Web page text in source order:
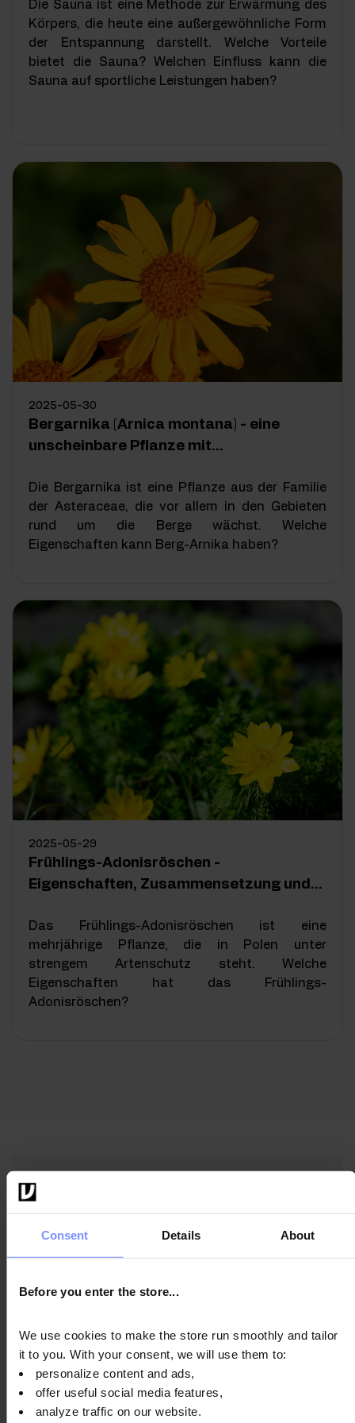
Consent Details About
Before you enter the store...
We use cookies to make the store run smoothly and tailor
it to you. With your consent, we will use them to:
personalize content and ads,
offer useful social media features,
analyze traffic on our website.
Die Sauna ist eine Methode zur Erwärmung des
Körpers, die heute eine außergewöhnliche Form
der Entspannung darstellt. Welche Vorteile
bietet die Sauna? Welchen Einfluss kann die
Sauna auf sportliche Leistungen haben?
2025-05-30
Bergarnika (Arnica montana) - eine
unscheinbare Pflanze mit
Die Bergarnika ist eine Pflanze aus der Familie
der Asteraceae, die vor allem in den Gebieten
rund um die Berge wächst. Welche
Eigenschaften kann Berg-Arnika haben?
2025-05-29
Frühlings-Adonisröschen -
Eigenschaften, Zusammensetzung und
Das Frühlings-Adonisröschen ist eine
mehrjährige Pflanze, die in Polen unter
strengem Artenschutz steht. Welche
Eigenschaften hat das Frühlings-
Adonisröschen?
Nährstoffe für Sportler und
von OstroVit
Nahrungsergänzungsmittel und Lebensmittel in Polen.
überzeugt, dass jede Kapsel, Tablette oder jeder
Messlöffel unseres Produktes die beste Werbung für
uns ist. Wir versuchen, die Verbraucheranforderungen
sowohl von Sportlern als auch von Menschen zu